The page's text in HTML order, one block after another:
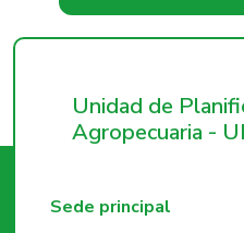
Unidad de
Agropecuaria -
Sede principal